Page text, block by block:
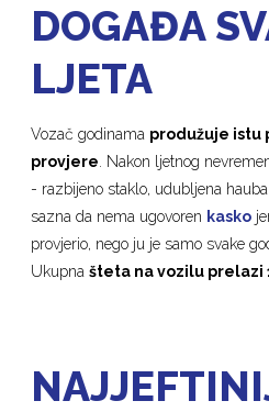
DOGAĐA
LJETA
Vozač godinama produžuje istu
provjere. Nakon ljetnog
- razbijeno staklo, udubljena
sazna da nema ugovoren kasko
provjerio, nego ju je samo svake
Ukupnašteta na vozilu prelazi